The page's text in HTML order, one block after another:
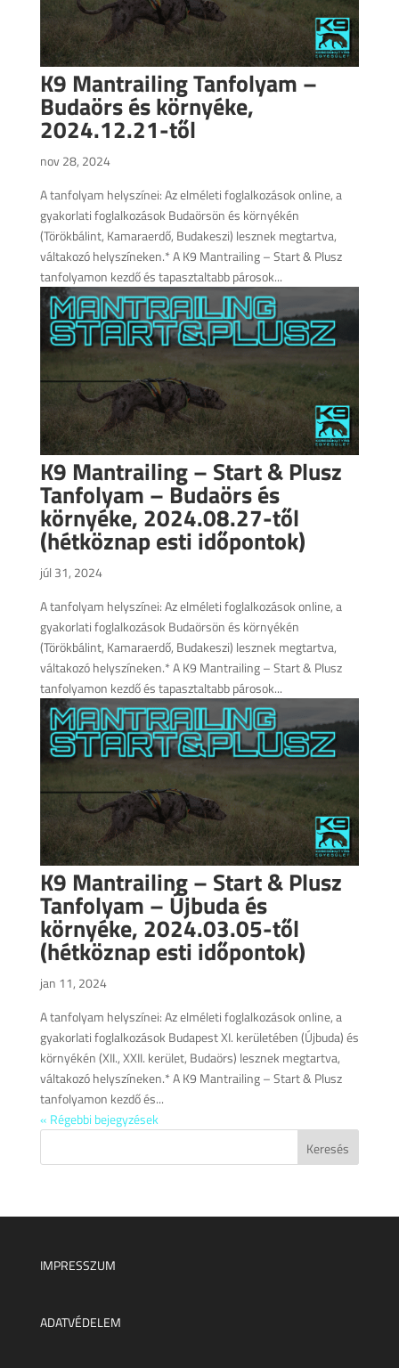
K9 Mantrailing Tanfolyam –
Budaörs és környéke,
2024.12.21-től
nov 28, 2024
A tanfolyam helyszínei: Az elméleti foglalkozások online, a
gyakorlati foglalkozások Budaörsön és környékén
(Törökbálint, Kamaraerdő, Budakeszi) lesznek megtartva,
váltakozó helyszíneken.* A K9 Mantrailing – Start & Plusz
tanfolyamon kezdő és tapasztaltabb párosok...
K9 Mantrailing – Start & Plusz
Tanfolyam – Budaörs és
környéke, 2024.08.27-től
(hétköznap esti időpontok)
júl 31, 2024
A tanfolyam helyszínei: Az elméleti foglalkozások online, a
gyakorlati foglalkozások Budaörsön és környékén
(Törökbálint, Kamaraerdő, Budakeszi) lesznek megtartva,
váltakozó helyszíneken.* A K9 Mantrailing – Start & Plusz
tanfolyamon kezdő és tapasztaltabb párosok...
K9 Mantrailing – Start & Plusz
Tanfolyam – Újbuda és
környéke, 2024.03.05-től
(hétköznap esti időpontok)
jan 11, 2024
A tanfolyam helyszínei: Az elméleti foglalkozások online, a
gyakorlati foglalkozások Budapest XI. kerületében (Újbuda) és
környékén (XII., XXII. kerület, Budaörs) lesznek megtartva,
váltakozó helyszíneken.* A K9 Mantrailing – Start & Plusz
tanfolyamon kezdő és...
« Régebbi bejegyzések
IMPRESSZUM
ADATVÉDELEM